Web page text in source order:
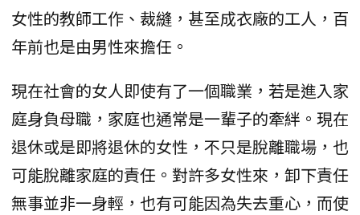
女性的教師工作、裁縫，甚至成衣廠的工人，百
年前也是由男性來擔任。
現在社會的女人即使有了一個職業，若是進入家
庭身負母職，家庭也通常是一輩子的牽絆。現在
退休或是即將退休的女性，不只是脫離職場，也
可能脫離家庭的責任。對許多女性來，卸下責任
無事並非一身輕，也有可能因為失去重心，而使